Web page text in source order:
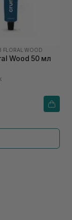
FLORAL WOOD
Wood 50 мл